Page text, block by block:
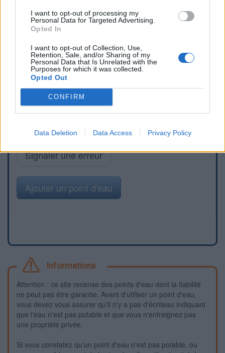
I want to opt-out of processing my
Personal Data for Targeted Advertising.
Opted In
I want to opt-out of Collection, Use,
Retention, Sale, and/or Sharing of my
Personal Data that Is Unrelated with the
Purposes for which it was collected.
Opted Out
CONFIRM
Data Deletion Data Access Privacy Policy
Signaler une erreur
Ajouter un point d'eau
Informations
Attention : ce site recense des points d'eau dont la fiabilité
ne peut pas être garantie. Avant d'utiliser un point d'eau,
vous devez vous assurer qu'il n'y a pas d'écriteau indiquant
que l'eau n'est pas potable et que vous n'enfreignez pas
une propriété privée.
Si vous constatez qu'un point d'eau n'est pas potable, ou